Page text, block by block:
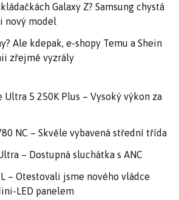
Galaxy Z? Samsung chystá
nový model
Ale kdepak, e-shopy Temu a Shein
zřejmě vyzrály
Ultra 5 250K Plus – Vysoký výkon za
NC – Skvěle vybavená střední třída
– Dostupná sluchátka s ANC
– Otestovali jsme nového vládce
LED panelem